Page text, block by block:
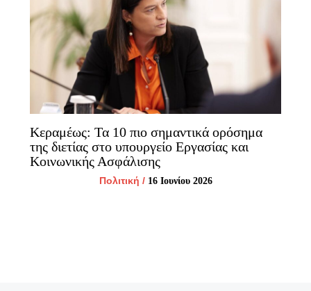
Κεραμέως: Τα 10 πιο σημαντικά ορόσημα
της διετίας στο υπουργείο Εργασίας και
Κοινωνικής Ασφάλισης
Πολιτική / 16 Ιουνίου 2026